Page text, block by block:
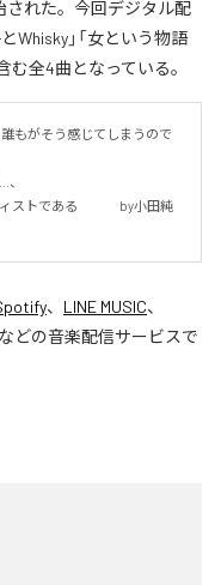
された。今回デジタル配
Whisky」「女という物語
む全4曲となっている。
もがそう感じてしまうので
ストである 　　　by小田純
、 LINE MUSIC、
などの音楽配信サービスで